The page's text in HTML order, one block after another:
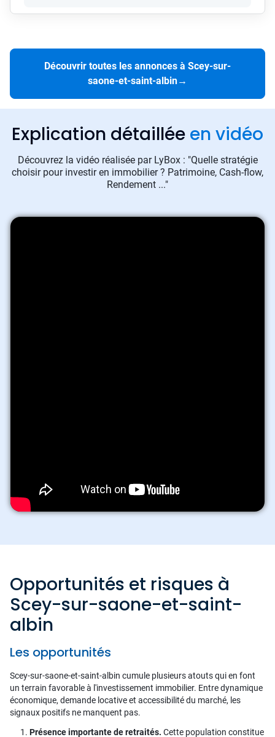
Découvrir toutes les annonces à Scey-sur-
saone-et-saint-albin→
Explication détaillée en vidéo
Découvrez la vidéo réalisée par LyBox : "Quelle stratégie
choisir pour investir en immobilier ? Patrimoine, Cash-flow,
Rendement ..."
Opportunités et risques à
Scey-sur-saone-et-saint-
albin
Les opportunités
Scey-sur-saone-et-saint-albin cumule plusieurs atouts qui en font
un terrain favorable à l'investissement immobilier. Entre dynamique
économique, demande locative et accessibilité du marché, les
signaux positifs ne manquent pas.
Présence importante de retraités. Cette population constitue